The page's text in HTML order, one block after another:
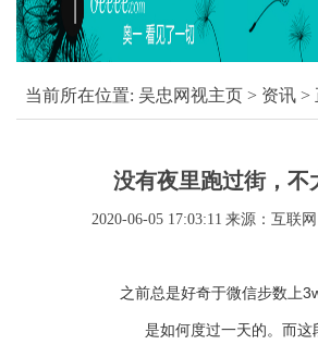
当前所在位置: 吴忠网视主页 > 资讯 >
没有夜里跑过街，不
2020-06-05 17:03:11 来源：互联网
之前总是好奇于微信步数上
是如何度过一天的。而这